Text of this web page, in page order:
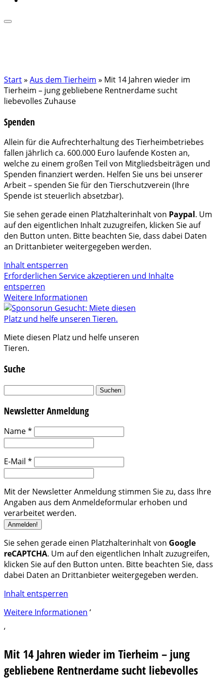
Start» Aus dem Tierheim » Mit 14 Jahren wieder im
Tierheim – jung gebliebene Rentnerdame sucht
liebevolles Zuhause
Spenden
Allein für die Aufrechterhaltung des Tierheimbetriebes
fallen jährlich ca. 600.000 Euro laufende Kosten an,
welche zu einem großen Teil von Mitgliedsbeiträgen und
Spenden finanziert werden. Helfen Sie uns bei unserer
Arbeit – spenden Sie für den Tierschutzverein (Ihre
Spende ist steuerlich absetzbar).
Sie sehen gerade einen Platzhalterinhalt von Paypal. Um
auf den eigentlichen Inhalt zuzugreifen, klicken Sie auf
den Button unten. Bitte beachten Sie, dass dabei Daten
an Drittanbieter weitergegeben werden.
Inhalt entsperren
Erforderlichen Service akzeptieren und Inhalte
entsperren
Weitere Informationen
Miete diesen Platz und helfe unseren
Tieren.
Suche
Suchen
Newsletter Anmeldung
Name*
E-Mail *
Mit der Newsletter Anmeldung stimmen Sie zu, dass Ihre
Angaben aus dem Anmeldeformular erhoben und
verarbeitet werden.
Sie sehen gerade einen Platzhalterinhalt von Google
reCAPTCHA. Um auf den eigentlichen Inhalt zuzugreifen,
klicken Sie auf den Button unten. Bitte beachten Sie, dass
dabei Daten an Drittanbieter weitergegeben werden.
Inhalt entsperren
Weitere Informationen ‘
‘
Mit 14 Jahren wieder im Tierheim – jung
gebliebene Rentnerdame sucht liebevolles